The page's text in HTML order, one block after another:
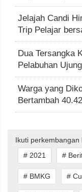
Jelajah Candi
Trip Pelajar
Dua Tersangka
Pelabuhan
Warga yang
Bertambah
Ikuti
# 2021
#
# BMKG #